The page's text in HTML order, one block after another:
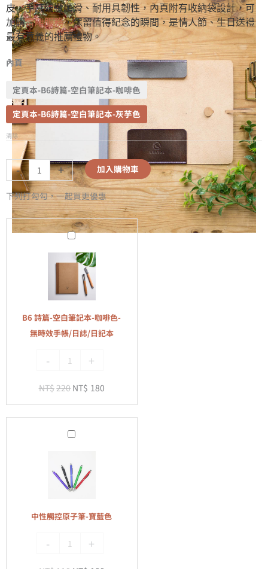
皮，手感細緻順滑、耐用具韌性，內頁附有收納袋設計，可
加購雷雕服務，保留值得紀念的瞬間，是情人節、生日送禮
最有意義的推薦禮物。
內頁
定頁本-B6詩篇-空白筆記本-咖啡色
定頁本-B6詩篇-空白筆記本-灰芋色
清除
- + 加入購物車
下列打勾勾，一起買更優惠
B6
詩
白
筆
記
咖
色-
無
效
帳/
日
日
本
B6 詩篇-空白筆記本-咖啡色-
無時效手帳/日誌/日記本
- +
NT$220 NT$ 180
中
觸
控
子
寶
中性觸控原子筆-寶藍色
- +